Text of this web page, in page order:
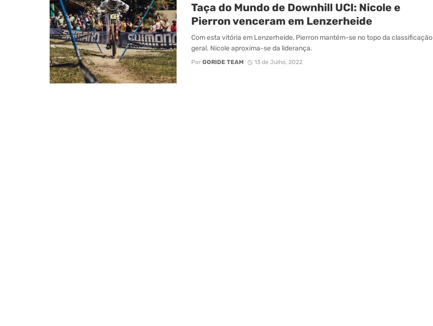
Taça do Mundo de Downhill UCI: Nicole e
Pierron venceram em Lenzerheide
Com esta vitória em Lenzerheide, Pierron mantém-se no topo da classificação
geral. Nicole aproxima-se da liderança.
Por GORIDE TEAM 13 de Julho, 2022